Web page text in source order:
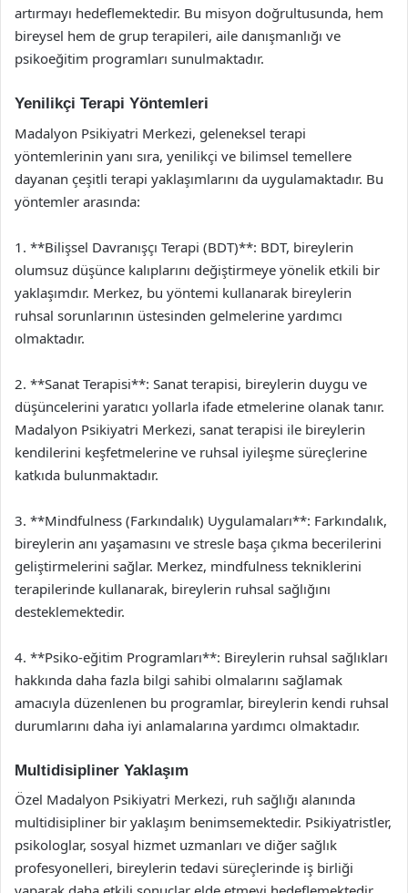
artırmayı hedeflemektedir. Bu misyon doğrultusunda, hem
bireysel hem de grup terapileri, aile danışmanlığı ve
psikoeğitim programları sunulmaktadır.
Yenilikçi Terapi Yöntemleri
Madalyon Psikiyatri Merkezi, geleneksel terapi
yöntemlerinin yanı sıra, yenilikçi ve bilimsel temellere
dayanan çeşitli terapi yaklaşımlarını da uygulamaktadır. Bu
yöntemler arasında:
1. **Bilişsel Davranışçı Terapi (BDT)**: BDT, bireylerin
olumsuz düşünce kalıplarını değiştirmeye yönelik etkili bir
yaklaşımdır. Merkez, bu yöntemi kullanarak bireylerin
ruhsal sorunlarının üstesinden gelmelerine yardımcı
olmaktadır.
2. **Sanat Terapisi**: Sanat terapisi, bireylerin duygu ve
düşüncelerini yaratıcı yollarla ifade etmelerine olanak tanır.
Madalyon Psikiyatri Merkezi, sanat terapisi ile bireylerin
kendilerini keşfetmelerine ve ruhsal iyileşme süreçlerine
katkıda bulunmaktadır.
3. **Mindfulness (Farkındalık) Uygulamaları**: Farkındalık,
bireylerin anı yaşamasını ve stresle başa çıkma becerilerini
geliştirmelerini sağlar. Merkez, mindfulness tekniklerini
terapilerinde kullanarak, bireylerin ruhsal sağlığını
desteklemektedir.
4. **Psiko-eğitim Programları**: Bireylerin ruhsal sağlıkları
hakkında daha fazla bilgi sahibi olmalarını sağlamak
amacıyla düzenlenen bu programlar, bireylerin kendi ruhsal
durumlarını daha iyi anlamalarına yardımcı olmaktadır.
Multidisipliner Yaklaşım
Özel Madalyon Psikiyatri Merkezi, ruh sağlığı alanında
multidisipliner bir yaklaşım benimsemektedir. Psikiyatristler,
psikologlar, sosyal hizmet uzmanları ve diğer sağlık
profesyonelleri, bireylerin tedavi süreçlerinde iş birliği